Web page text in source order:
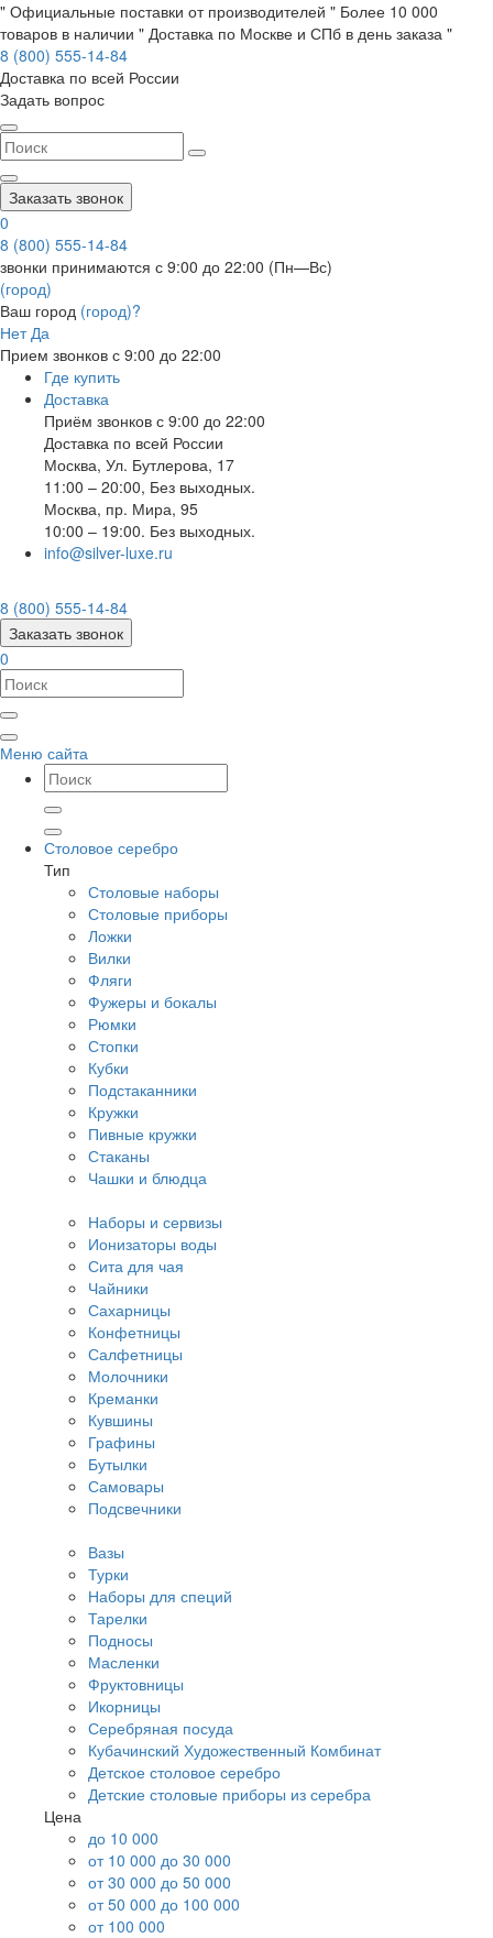
" Официальные поставки от производителей " Более 10 000
товаров в наличии " Доставка по Москве и СПб в день заказа "
8 (800) 555-14-84
Доставка по всей России
Задать вопрос
Заказать звонок
0
8 (800) 555-14-84
звонки принимаются с 9:00 до 22:00 (Пн—Вс)
(город)
Ваш город (город)?
Нет Да
Прием звонков с 9:00 до 22:00
Где купить
Доставка
Приём звонков с 9:00 до 22:00
Доставка по всей России
Москва, Ул. Бутлерова, 17
11:00 – 20:00, Без выходных.
Москва, пр. Мира, 95
10:00 – 19:00. Без выходных.
info@silver-luxe.ru
8 (800) 555-14-84
Заказать звонок
0
Меню сайта
Столовое серебро
Тип
Столовые наборы
Столовые приборы
Ложки
Вилки
Фляги
Фужеры и бокалы
Рюмки
Стопки
Кубки
Подстаканники
Кружки
Пивные кружки
Стаканы
Чашки и блюдца
Наборы и сервизы
Ионизаторы воды
Сита для чая
Чайники
Сахарницы
Конфетницы
Салфетницы
Молочники
Креманки
Кувшины
Графины
Бутылки
Самовары
Подсвечники
Вазы
Турки
Наборы для специй
Тарелки
Подносы
Масленки
Фруктовницы
Икорницы
Серебряная посуда
Кубачинский Художественный Комбинат
Детское столовое серебро
Детские столовые приборы из серебра
Цена
до 10 000
от 10 000 до 30 000
от 30 000 до 50 000
от 50 000 до 100 000
от 100 000